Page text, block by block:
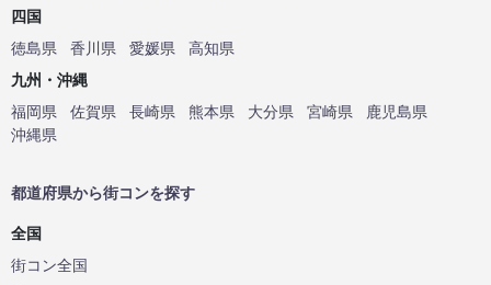
四国
徳島県
香川県 愛媛県
高知県
九州・沖縄
福岡県
佐賀県 長崎県 熊本県 大分県 宮崎県
鹿児島県
沖縄県
都道府県から街コンを探す
全国
街コン全国